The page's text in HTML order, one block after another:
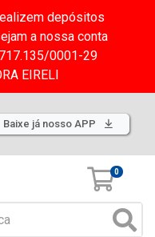
depósitos
a nossa conta
0001-29
EIRELI
Baixe já nosso APP
0